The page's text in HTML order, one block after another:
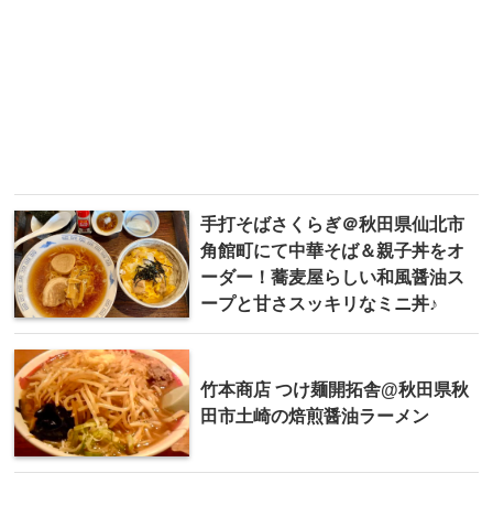
手打そばさくらぎ＠秋田県仙北市
角館町にて中華そば＆親子丼をオ
ーダー！蕎麦屋らしい和風醤油ス
ープと甘さスッキリなミニ丼♪
竹本商店 つけ麺開拓舎@秋田県秋
田市土崎の焙煎醤油ラーメン